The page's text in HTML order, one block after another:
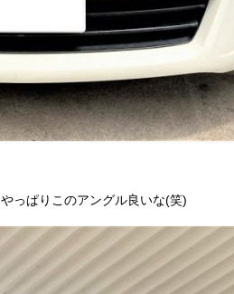
やっぱりこのアングル良いな(笑)